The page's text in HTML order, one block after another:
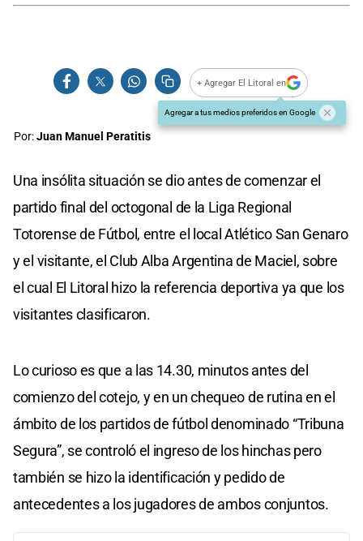
+ Agregar El Litoral en
Agregar a tus medios preferidos en Google
Por:Juan Manuel Peratitis
Una insólita situación se dio antes de comenzar el
partido final del octogonal de la Liga Regional
Totorense de Fútbol, entre el local Atlético San Genaro
y el visitante, el Club Alba Argentina de Maciel, sobre
el cual El Litoral hizo la referencia deportiva ya que los
visitantes clasificaron.
Lo curioso es que a las 14.30, minutos antes del
comienzo del cotejo, y en un chequeo de rutina en el
ámbito de los partidos de fútbol denominado “Tribuna
Segura”, se controló el ingreso de los hinchas pero
también se hizo la identificación y pedido de
antecedentes a los jugadores de ambos conjuntos.